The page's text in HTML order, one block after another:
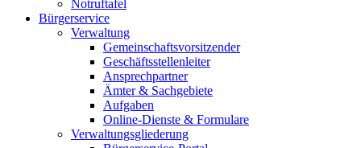
Notruftafel
Bürgerservice
Verwaltung
Gemeinschaftsvorsitzender
Geschäftsstellenleiter
Ansprechpartner
Ämter & Sachgebiete
Aufgaben
Online-Dienste & Formulare
Verwaltungsgliederung